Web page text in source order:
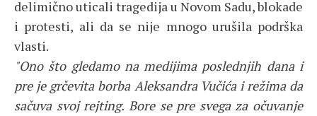
delimično uticali tragedija u Novom Sadu, blokade
i protesti, ali da se nije mnogo urušila podrška
vlasti.
"Ono što gledamo na medijima poslednjih dana i
pre je grčevita borba Aleksandra Vučića i režima da
sačuva svoj rejting. Bore se pre svega za očuvanje